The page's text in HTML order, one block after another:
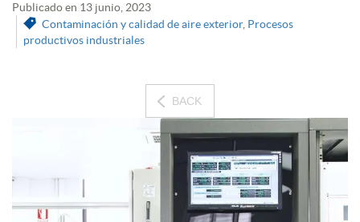
Publicado en 13 junio, 2023
Contaminación y calidad de aire exterior, Procesos
productivos industriales
BACK